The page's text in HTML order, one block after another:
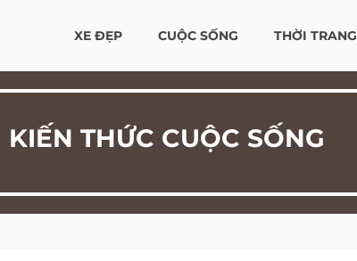
XE ĐẸP CUỘC SỐNG THỜI TRANG
KIẾN THỨC CUỘC SỐNG